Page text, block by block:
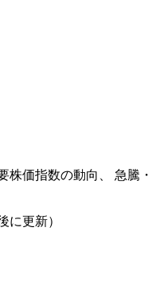
株価指数の動向、 急騰
に更新）